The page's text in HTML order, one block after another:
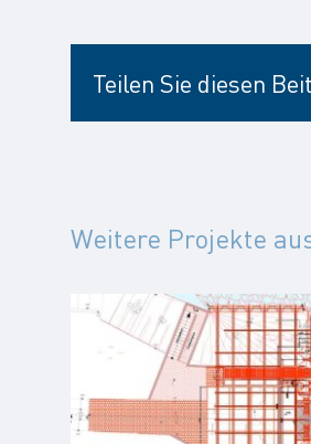
Teilen Sie diesen
Weitere Projekte